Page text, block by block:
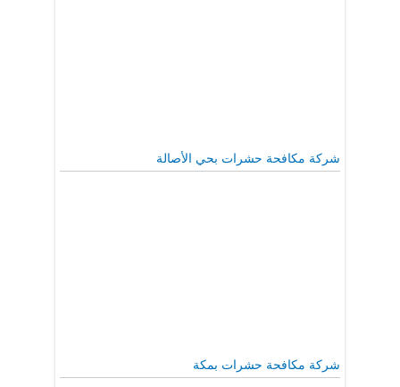
شركة مكافحة حشرات بحي الأصالة
شركة مكافحة حشرات بمكة